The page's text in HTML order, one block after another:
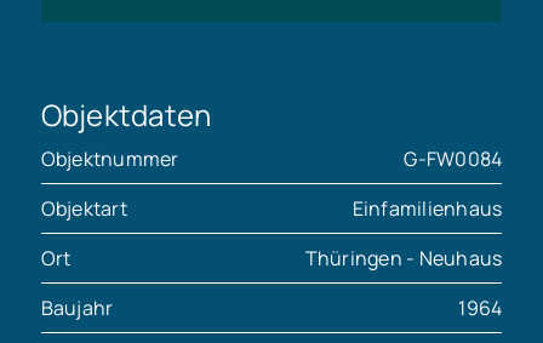
Objektdaten
Objektnummer
G-FW0084
Objektart
Einfamilienhaus
Ort
Thüringen - Neuhaus
Baujahr
1964